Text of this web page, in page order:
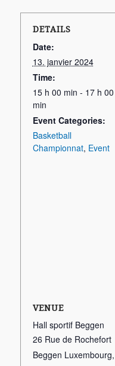
DETAILS
Date:
13. janvier 2024
Time:
15 h 00 min - 17 h 00
min
Event Categories:
Basketball
Championnat, Event
VENUE
Hall sportif Beggen
26 Rue de Rochefort
Beggen Luxembourg,